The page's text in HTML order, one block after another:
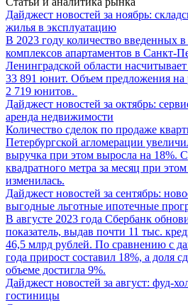
Дайджест новостей за ноябрь:
жилья в эксплуатацию
В 2023 году количество введенных
комплексов апартаментов в Санкт-
Ленинградской области
33 891 юнит. Объем предложения на
2 719 юнитов.
Дайджест новостей за октябрь:
аренда недвижимости
Количество сделок по продаже
Петербургской агломерации
выручка при этом выросла на 18%.
квадратного метра за месяц при
изменилась.
Дайджест новостей за сентябрь:
выгодные льготные ипотечные
В августе 2023 года Сбербанк
показатель, выдав почти 11 тыс.
46,5 млрд рублей. По сравнению с
года прирост составил 18%, а доля
объеме достигла 9%.
Дайджест новостей за август: фуд-
гостиницы